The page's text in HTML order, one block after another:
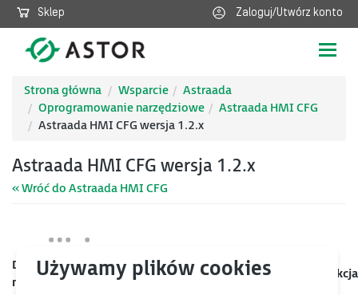
Sklep Zaloguj/Utwórz konto
Strona główna
Wsparcie
Astraada
Oprogramowanie narzędziowe
Astraada HMI CFG
Astraada HMI CFG wersja 1.2.x
Astraada HMI CFG wersja 1.2.x
« Wróć do Astraada HMI CFG
Data
mod.
KategoriaNazwa Akcja